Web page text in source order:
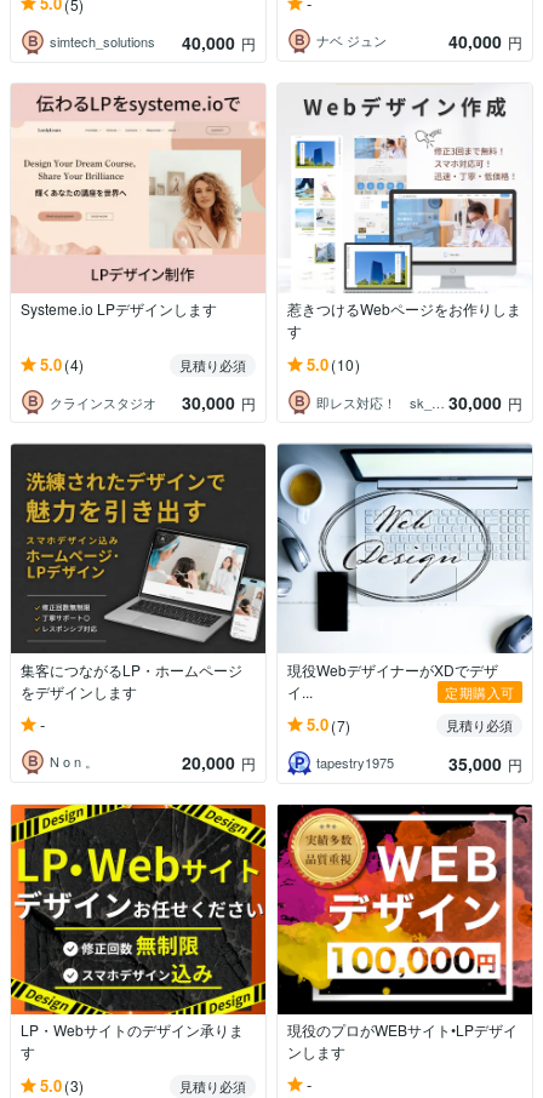
simtech_solutions 40,000 円 ナベ ジュン 40,000 円
Systeme.io LPデザインします
5.0(4)
見積り必須
クラインスタジオ
30,000 円
惹きつけるWebページをお作りしま
す
5.0(10)
即レス対応！ sk___Design 30,000 円
集客につながるLP・ホームページ
をデザインします
-
N o n 。 20,000 円
現役WebデザイナーがXDでデザ
イ...
定期購入可
5.0(7)
見積り必須
tapestry1975
35,000 円
LP・Webサイトのデザイン承りま
す
5.0(3)
見積り必須
現役のプロがWEBサイト•LPデザイ
ンします
-